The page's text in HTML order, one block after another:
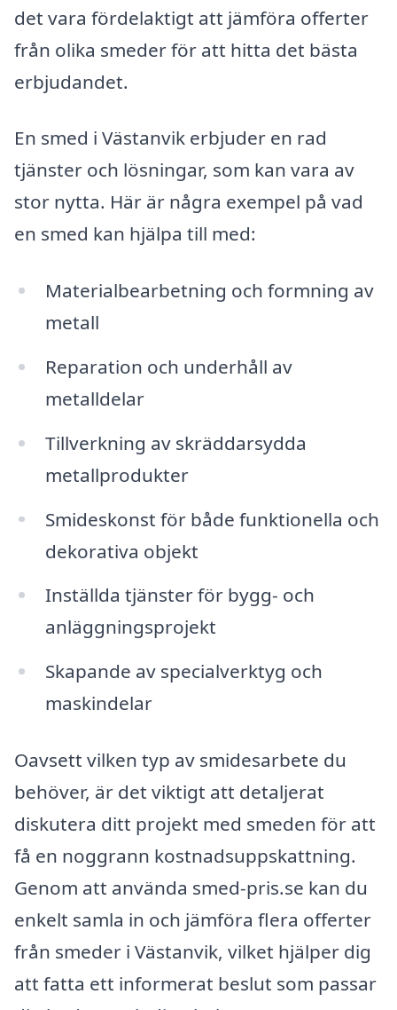
det vara fördelaktigt att jämföra offerter
från olika smeder för att hitta det bästa
erbjudandet.
En smed i Västanvik erbjuder en rad
tjänster och lösningar, som kan vara av
stor nytta. Här är några exempel på vad
en smed kan hjälpa till med:
Materialbearbetning och formning av
metall
Reparation och underhåll av
metalldelar
Tillverkning av skräddarsydda
metallprodukter
Smideskonst för både funktionella och
dekorativa objekt
Inställda tjänster för bygg- och
anläggningsprojekt
Skapande av specialverktyg och
maskindelar
Oavsett vilken typ av smidesarbete du
behöver, är det viktigt att detaljerat
diskutera ditt projekt med smeden för att
få en noggrann kostnadsuppskattning.
Genom att använda smed-pris.se kan du
enkelt samla in och jämföra flera offerter
från smeder i Västanvik, vilket hjälper dig
att fatta ett informerat beslut som passar